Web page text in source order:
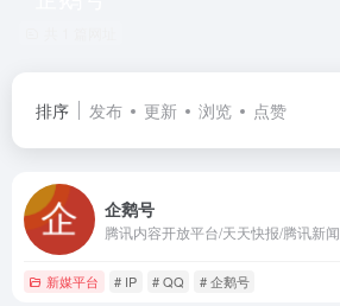
排序 发布 更新 浏览 点赞
企鹅号
腾讯内容开放平台/天天快报/腾讯新闻
新媒平台 # IP # QQ # 企鹅号